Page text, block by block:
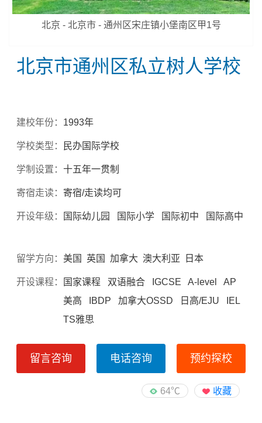
北京 - 北京市 - 通州区宋庄镇小堡南区甲1号
北京市通州区私立树人学校
建校年份： 1993年
学校类型： 民办国际学校
学制设置：十五年一贯制
寄宿走读： 寄宿/走读均可
开设年级： 国际幼儿园 国际小学 国际初中 国际高中
留学方向： 美国 英国 加拿大 澳大利亚 日本
开设课程：
国家课程 双语融合 IGCSE A-level AP
美高 IBDP 加拿大OSSD 日高/EJU IEL
TS雅思
留言咨询 电话咨询 预约探校
64℃ 收藏